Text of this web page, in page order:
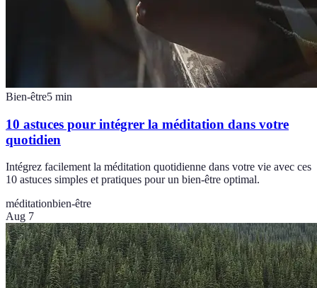
Bien-être5 min
10 astuces pour intégrer la méditation dans votre
quotidien
Intégrez facilement la méditation quotidienne dans votre vie avec ces
10 astuces simples et pratiques pour un bien-être optimal.
méditationbien-être
Aug 7